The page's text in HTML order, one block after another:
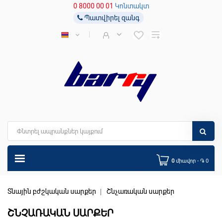
0 8000 00 01 Կոնտակտ
Պատվիրել զանգ
0 միավոր - ֏ 0
Տնային բժշկական սարքեր Շնչառական սարքեր
ՇՆՉԱՌԱԿԱՆ ՍԱՐՔԵՐ